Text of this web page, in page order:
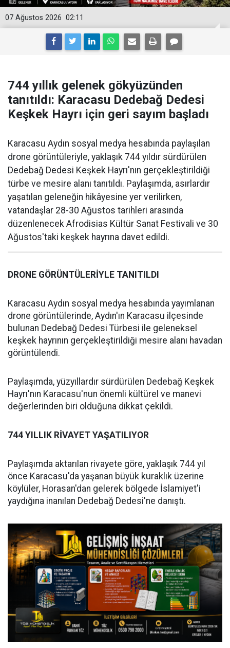
02:11
07 Ağustos 2026
744 yıllık gelenek gökyüzünden
tanıtıldı: Karacasu Dedebağ Dedesi
Keşkek Hayrı için geri sayım başladı
Karacasu Aydın sosyal medya hesabında paylaşılan
drone görüntüleriyle, yaklaşık 744 yıldır sürdürülen
Dedebağ Dedesi Keşkek Hayrı'nın gerçekleştirildiği
türbe ve mesire alanı tanıtıldı. Paylaşımda, asırlardır
yaşatılan geleneğin hikâyesine yer verilirken,
vatandaşlar 28-30 Ağustos tarihleri arasında
düzenlenecek Afrodisias Kültür Sanat Festivali ve 30
Ağustos'taki keşkek hayrına davet edildi.
DRONE GÖRÜNTÜLERİYLE TANITILDI
Karacasu Aydın sosyal medya hesabında yayımlanan
drone görüntülerinde, Aydın'ın Karacasu ilçesinde
bulunan Dedebağ Dedesi Türbesi ile geleneksel
keşkek hayrının gerçekleştirildiği mesire alanı havadan
görüntülendi.
Paylaşımda, yüzyıllardır sürdürülen Dedebağ Keşkek
Hayrı'nın Karacasu'nun önemli kültürel ve manevi
değerlerinden biri olduğuna dikkat çekildi.
744 YILLIK RİVAYET YAŞATILIYOR
Paylaşımda aktarılan rivayete göre, yaklaşık 744 yıl
önce Karacasu'da yaşanan büyük kuraklık üzerine
köylüler, Horasan'dan gelerek bölgede İslamiyet'i
yaydığına inanılan Dedebağ Dedesi'ne danıştı.